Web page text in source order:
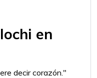
en
decir corazón."